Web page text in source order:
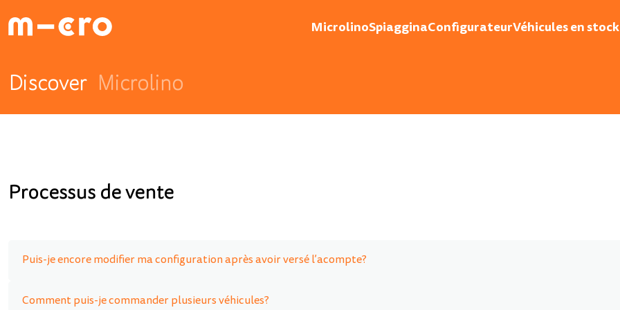
MicrolinoSpiagginaConfigurateurVéhicules en stock
Discover Microlino
Processus de vente
Puis-je encore modifier ma configuration après avoir versé l’acompte?
Comment puis-je commander plusieurs véhicules?